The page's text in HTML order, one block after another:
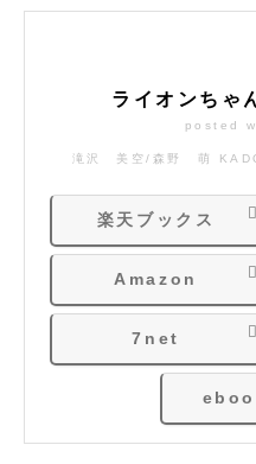
ライオンちゃ
posted
滝沢 美空/森野 萌
楽天ブックス
Amazon
7net